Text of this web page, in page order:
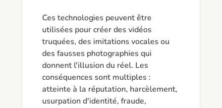
Ces technologies peuvent être
utilisées pour créer des vidéos
truquées, des imitations vocales ou
des fausses photographies qui
donnent l'illusion du réel. Les
conséquences sont multiples :
atteinte à la réputation, harcèlement,
usurpation d'identité, fraude,